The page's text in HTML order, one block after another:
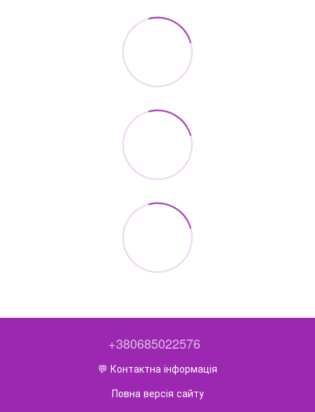
+380685022576
💬 Контактна інформація
Повна версія сайту